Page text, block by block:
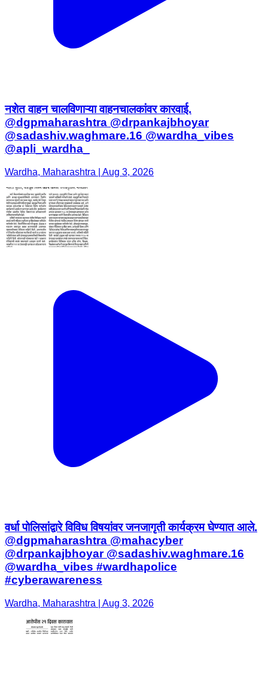
नशेत वाहन चालविणाऱ्या वाहनचालकांवर कारवाई.
@dgpmaharashtra @drpankajbhoyar
@sadashiv.waghmare.16 @wardha_vibes
@apli_wardha_
Wardha, Maharashtra | Aug 3, 2026
वर्धा पोलिसांद्वारे विविध विषयांवर जनजागृती कार्यक्रम घेण्यात आले.
@dgpmaharashtra @mahacyber
@drpankajbhoyar @sadashiv.waghmare.16
@wardha_vibes #wardhapolice
#cyberawareness
Wardha, Maharashtra | Aug 3, 2026